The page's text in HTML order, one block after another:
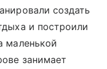
создать
и построили
маленькой
занимает